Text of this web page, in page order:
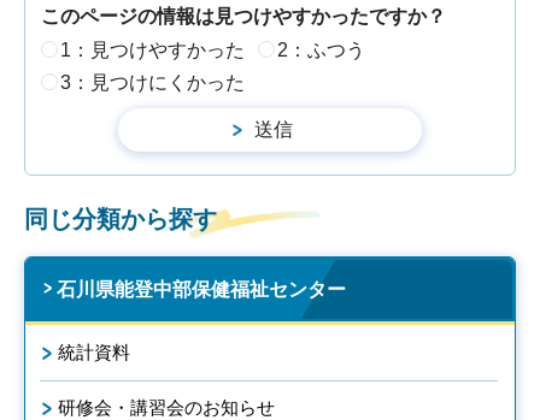
このページの情報は見つけやすかったですか？
1：見つけやすかった
2：ふつう
3：見つけにくかった
同じ分類から探す
石川県能登中部保健福祉センター
統計資料
研修会・講習会のお知らせ